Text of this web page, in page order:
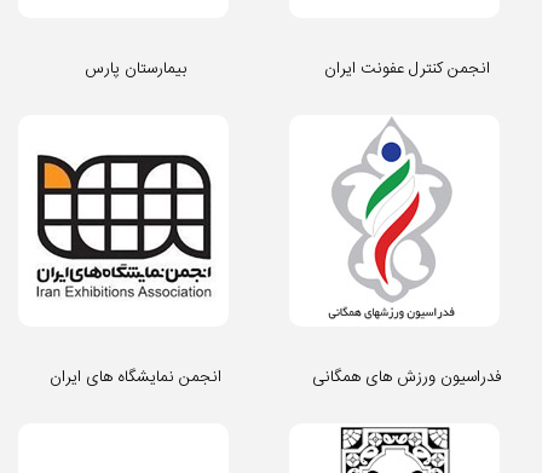
بیمارستان پارس انجمن کنترل عفونت ایران
انجمن نمایشگاه های ایران فدراسیون ورزش های همگانی